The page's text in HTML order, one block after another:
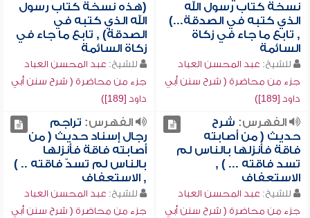
نسخة كتاب رسول الله
الذي كتبه في الصدقة...)
, تابع ما جاء في زكاة
السائمة
للشيخ: عبد المحسن العباد
جزء من محاضرة ( شرح سنن أبي
داود [189])
(هذه نسخة كتاب رسول
الله الذي كتبه في
الصدقة) , تابع ما جاء في
زكاة السائمة
للشيخ: عبد المحسن العباد
جزء من محاضرة ( شرح سنن أبي
داود [189])
الفهرس: شرح
حديث ( من أصابته
فاقة فأنزلها بالناس لم
تسد فاقته ... ) ,
الاستعفاف
للشيخ: عبد المحسن العباد
جزء من محاضرة ( شرح سنن أبي
الفهرس: تراجم
رجال إسناد حديث ( من
أصابته فاقة فأنزلها
بالناس لم تسدّ فاقته .. )
, الاستعفاف
للشيخ: عبد المحسن العباد
جزء من محاضرة ( شرح سنن أبي